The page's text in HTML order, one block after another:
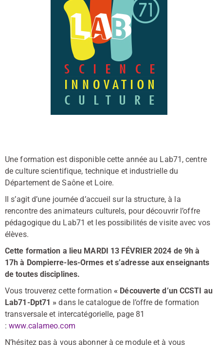
Une formation est disponible cette année au Lab71, centre
de culture scientifique, technique et industrielle du
Département de Saône et Loire.
Il s’agit d’une journée d’accueil sur la structure, à la
rencontre des animateurs culturels, pour découvrir l’offre
pédagogique du Lab71 et les possibilités de visite avec vos
élèves.
Cette formation a lieu MARDI 13 FÉVRIER 2024 de 9h à
17h à Dompierre-les-Ormes et s’adresse aux enseignants
de toutes disciplines.
Vous trouverez cette formation« Découverte d’un CCSTI au
Lab71-Dpt71 » dans le catalogue de l’offre de formation
transversale et intercatégorielle, page 81
:www.calameo.com
N’hésitez pas à vous abonner à ce module et à vous